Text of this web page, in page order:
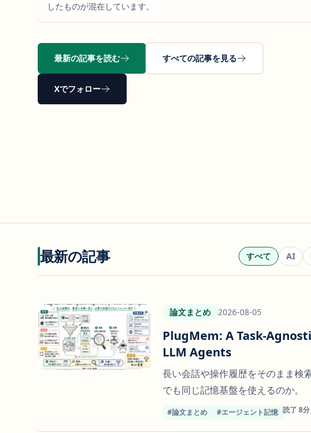
したものが混在しています。
最新の記事を読む すべての記事を見る
Xでフォロー
最新の記事 すべて AI
論文まとめ 2026-08-05
PlugMem: A Task-
LLM Agents
長い会話や操作履歴をそのまま検
でも同じ記憶基盤を使えるのか。
#論文まとめ #エージェント記憶 読了 8分